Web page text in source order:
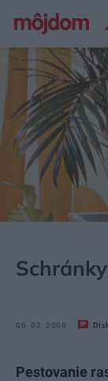
06. 03. 2006
Pestovanie